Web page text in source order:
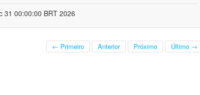
31 00:00:00 BRT 2026
← Primeiro Anterior Próximo Último →